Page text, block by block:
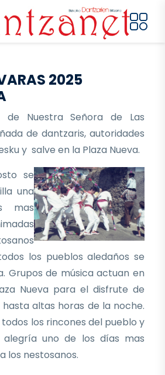
2025
de Nuestra Señora de Las
de dantzaris, autoridades
y salve en la Plaza Nueva.
se
una
mas
los pueblos aledaños se
Grupos de música actuan en
Nueva para el disfrute de
altas horas de la noche.
los rincones del pueblo y
uno de los días mas
los nestosanos.